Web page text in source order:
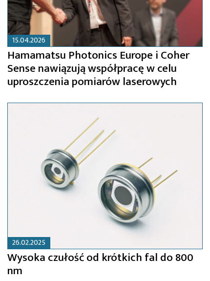
15.04.2026
Hamamatsu Photonics Europe i Coher
Sense nawiązują współpracę w celu
uproszczenia pomiarów laserowych
26.02.2025
Wysoka czułość od krótkich fal do 800
nm